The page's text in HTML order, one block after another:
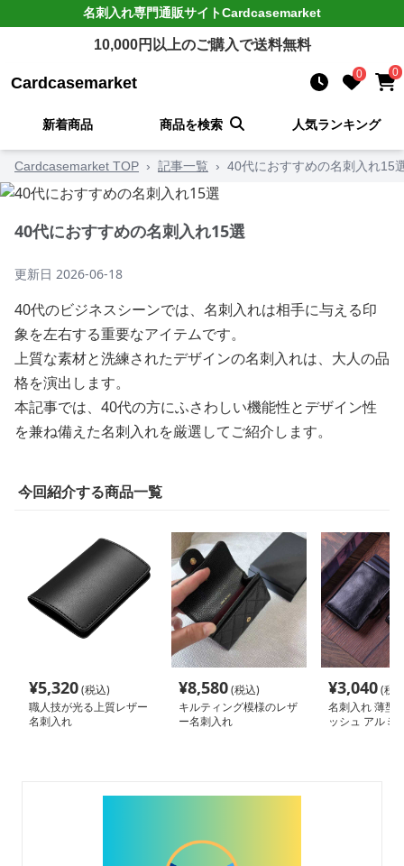
名刺入れ専門通販サイトCardcasemarket
10,000円以上のご購入で送料無料
Cardcasemarket 0 0
新着商品 商品を検索 人気ランキング
Cardcasemarket TOP › 記事一覧 › 40代におすすめの名刺入れ15
40代におすすめの名刺入れ15選
更新日 2026-06-18
40代のビジネスシーンでは、名刺入れは相手に与える印
象を左右する重要なアイテムです。
上質な素材と洗練されたデザインの名刺入れは、大人の品
格を演出します。
本記事では、40代の方にふさわしい機能性とデザイン性
を兼ね備えた名刺入れを厳選してご紹介します。
今回紹介する商品一覧
¥5,320(税込)
職人技が光る上質レザー
名刺入れ
¥8,580(税込)
キルティング模様のレザ
ー名刺入れ
¥3,040(税
名刺入れ 薄型
ッシュ アルミ